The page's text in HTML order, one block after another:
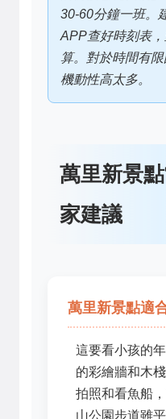
30-60分鐘一班。
APP查好時刻表
算。對於時間有
機動性高太多。
萬里新景
家建議
萬里新景點適
這要看小孩的
的彩繪牆和木
拍照和看魚船
山公園步道雖